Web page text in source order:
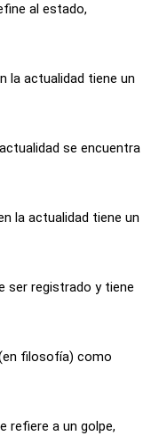
al estado,
la actualidad tiene un
se encuentra
la actualidad tiene un
ser registrado y tiene
filosofía) como
refiere a un golpe,